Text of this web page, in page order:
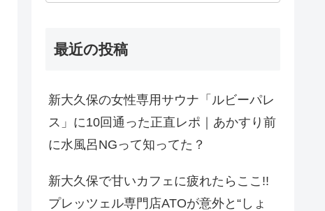
最近の投稿
新大久保の女性専用サウナ「ルビーパレ
ス」に10回通った正直レポ｜あかすり前
に水風呂NGって知ってた？
新大久保で甘いカフェに疲れたらここ!!
プレッツェル専門店ATOが意外と“しょ